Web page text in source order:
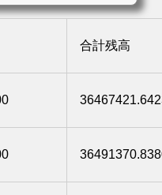
合計残高